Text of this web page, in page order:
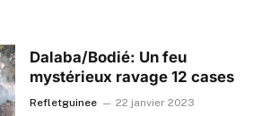
Dalaba/Bodié: Un feu
mystérieux ravage 12 cases
Refletguinee 22 janvier 2023